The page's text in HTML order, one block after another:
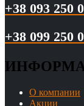
+38 093 250
+38 099 250
О компании
Акции